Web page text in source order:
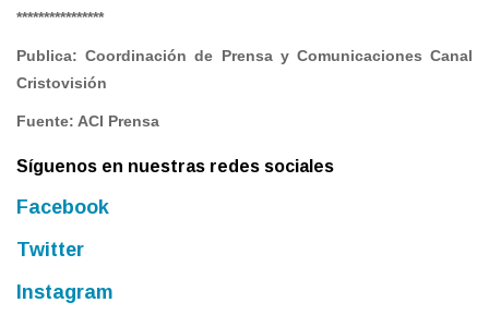
****************
Publica: Coordinación de Prensa y Comunicaciones Canal
Cristovisión
Fuente: ACI Prensa
Síguenos en nuestras redes sociales
Facebook
Twitter
Instagram